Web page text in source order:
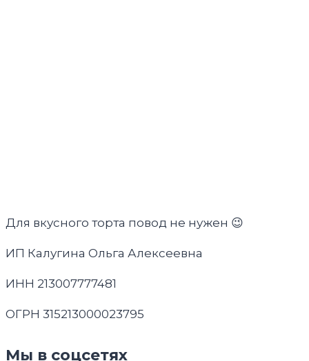
Для вкусного торта повод не нужен 😉
ИП Калугина Ольга Алексеевна
ИНН 213007777481
ОГРН 315213000023795
Мы в соцсетях